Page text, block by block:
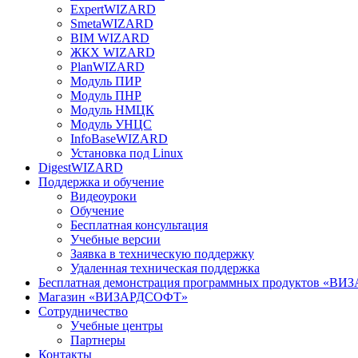
ExpertWIZARD
SmetaWIZARD
BIM WIZARD
ЖКХ WIZARD
PlanWIZARD
Модуль ПИР
Модуль ПНР
Модуль НМЦК
Модуль УНЦС
InfoBaseWIZARD
Установка под Linux
DigestWIZARD
Поддержка и обучение
Видеоуроки
Обучение
Бесплатная консультация
Учебные версии
Заявка в техническую поддержку
Удаленная техническая поддержка
Бесплатная демонстрация программных продуктов
Магазин «ВИЗАРДСОФТ»
Сотрудничество
Учебные центры
Партнеры
Контакты